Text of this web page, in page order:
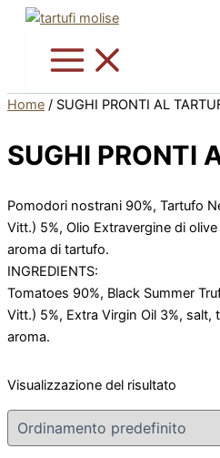
contenuto
Home / SUGHI PRONTI AL
SUGHI PRONTI
Pomodori nostrani 90%, Tartufo
Vitt.) 5%, Olio Extravergine di olive
aroma di tartufo.
INGREDIENTS:
Tomatoes 90%, Black Summer
Vitt.) 5%, Extra Virgin Oil 3%, salt,
aroma.
Visualizzazione del risultato
varianti.
opzioni
possono
scelte
nella
prodotto